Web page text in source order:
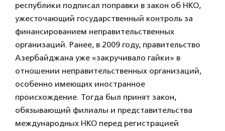
республики подписал поправки в закон об НКО,
ужесточающий государственный контроль за
финансированием неправительственных
организаций. Ранее, в 2009 году, правительство
Азербайджана уже «закручивало гайки» в
отношении неправительственных организаций,
особенно имеющих иностранное
происхождение. Тогда был принят закон,
обязывающий филиалы и представительства
международных НКО перед регистрацией